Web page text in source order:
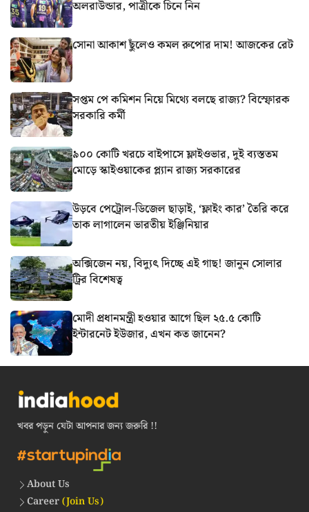
অলরাউন্ডার, পাত্রীকে চিনে নিন
সোনা আকাশ ছুঁলেও কমল রুপোর দাম! আজকের রেট
সপ্তম পে কমিশন নিয়ে মিথ্যে বলছে রাজ্য? বিস্ফোরক
সরকারি কর্মী
৯০০ কোটি খরচে বাইপাসে ফ্লাইওভার, দুই ব্যস্ততম
মোড়ে স্কাইওয়াকের প্ল্যান রাজ্য সরকারের
উড়বে পেট্রোল-ডিজেল ছাড়াই, ‘ফ্লাইং কার’ তৈরি করে
তাক লাগালেন ভারতীয় ইঞ্জিনিয়ার
অক্সিজেন নয়, বিদ্যুৎ দিচ্ছে এই গাছ! জানুন সোলার
ট্রির বিশেষত্ব
মোদী প্রধানমন্ত্রী হওয়ার আগে ছিল ২৫.৫ কোটি
ইন্টারনেট ইউজার, এখন কত জানেন?
খবর পড়ুন যেটা আপনার জন্য জরুরি !!
About Us
Career(Join Us)